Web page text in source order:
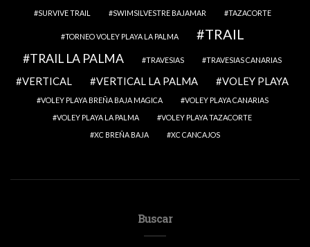
SURVIVE TRAIL
SWIMSILVESTRE BAJAMAR TAZACORTE
TORNEO VOLEY PLAYA LA PALMA TRAIL
TRAIL LA PALMA TRAVESIAS TRAVESIAS CANARIAS
VERTICAL VERTICAL LA PALMA VOLEY PLAYA
VOLEY PLAYA BREÑA BAJA MAGICA
VOLEY PLAYA CANARIAS
VOLEY PLAYA LA PALMA
VOLEY PLAYA TAZACORTE
XC BREÑA BAJA
XC CANCAJOS
Buscar